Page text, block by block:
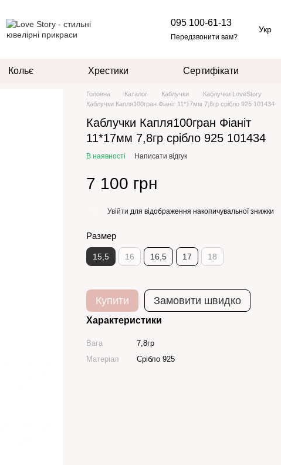
095 100-61-13
Передзвонити вам?
Укр
Кольє Хрестики Сертифікати
Головна Каталог Каблучки
Каблучки LoveStory
Каблучки Капля100гран Фіаніт 11*17мм 7,8гр срібло 925 101434
Каблучки Капля100гран Фіаніт
11*17мм 7,8гр срібло 925 101434
В наявності Написати відгук
7 100 грн
Увійти для відображення накопичувальної знижки
Размер
15,5 16 16,5 17 18
Купити Замовити швидко
Характеристики
Вага
7,8гр
Матеріал
Срібло 925